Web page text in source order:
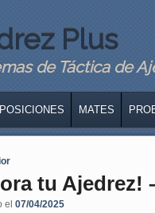
Plus
de Táctica de
PRIMARY CONTENT
SECONDARY CONTENT
POSICIONES MATES
de entradas
tu Ajedrez!
el 07/04/2025